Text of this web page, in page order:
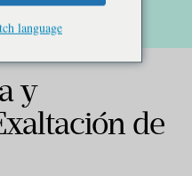
y
de
language